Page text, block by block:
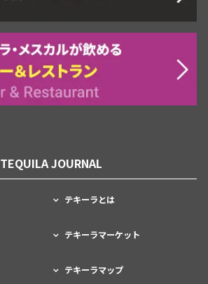
TEQUILA JOURNAL
テキーラとは
テキーラマーケット
テキーラマップ